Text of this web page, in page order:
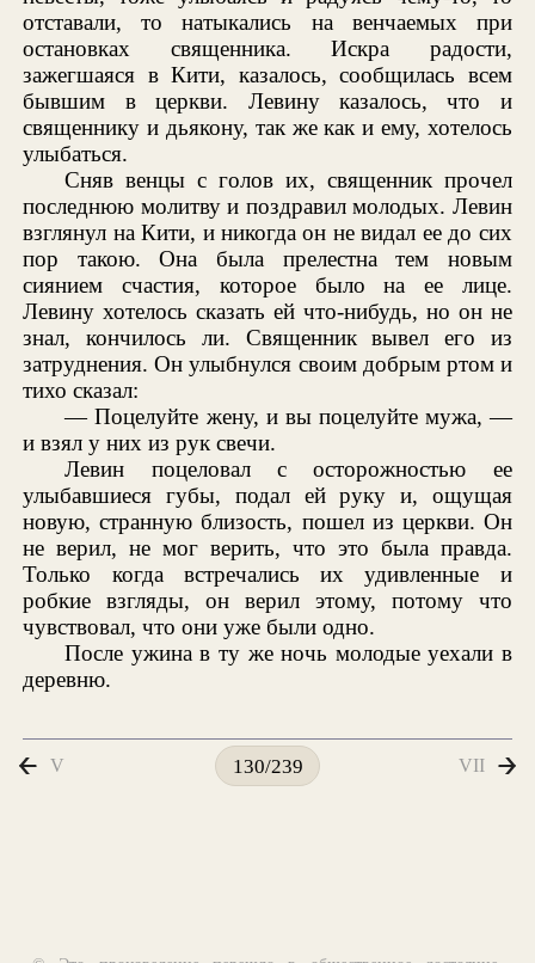
отставали, то натыкались на венчаемых при
остановках священника. Искра радости,
зажегшаяся в Кити, казалось, сообщилась всем
бывшим в церкви. Левину казалось, что и
священнику и дьякону, так же как и ему, хотелось
улыбаться.
Сняв венцы с голов их, священник прочел
последнюю молитву и поздравил молодых. Левин
взглянул на Кити, и никогда он не видал ее до сих
пор такою. Она была прелестна тем новым
сиянием счастия, которое было на ее лице.
Левину хотелось сказать ей что-нибудь, но он не
знал, кончилось ли. Священник вывел его из
затруднения. Он улыбнулся своим добрым ртом и
тихо сказал:
— Поцелуйте жену, и вы поцелуйте мужа, —
и взял у них из рук свечи.
Левин поцеловал с осторожностью ее
улыбавшиеся губы, подал ей руку и, ощущая
новую, странную близость, пошел из церкви. Он
не верил, не мог верить, что это была правда.
Только когда встречались их удивленные и
робкие взгляды, он верил этому, потому что
чувствовал, что они уже были одно.
После ужина в ту же ночь молодые уехали в
деревню.
V 130/239 VII